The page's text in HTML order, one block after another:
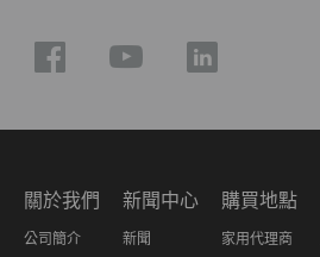
關於我們
公司簡介
新聞中心
新聞
購買地點
家用代理商